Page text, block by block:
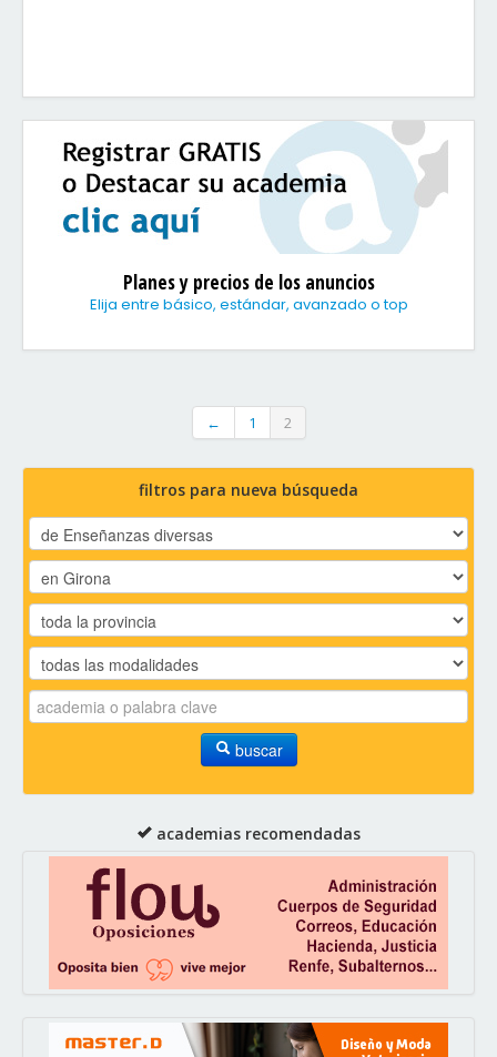
Planes y precios de los anuncios
Elija entre básico, estándar, avanzado o top
← 1 2
filtros para nueva búsqueda
buscar
academias recomendadas